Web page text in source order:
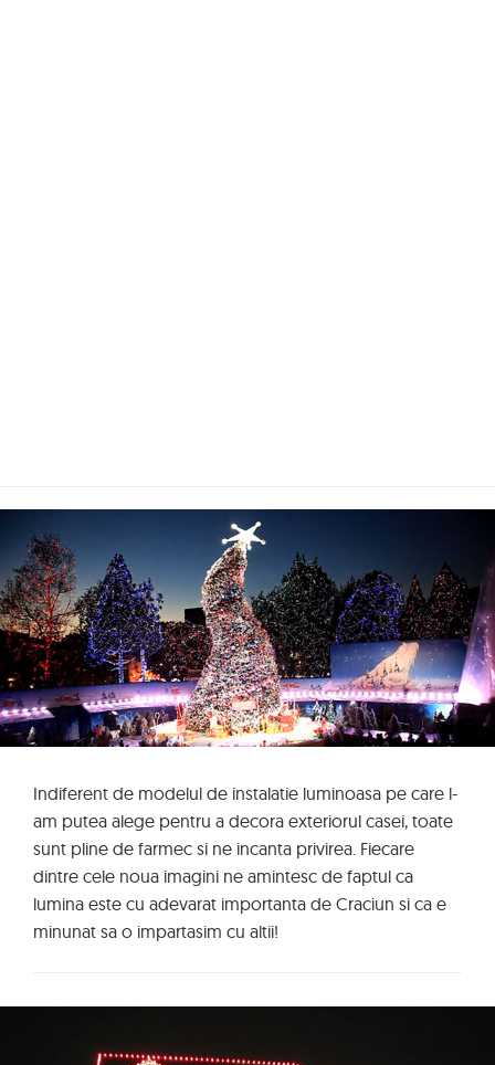
Indiferent de modelul de instalatie luminoasa pe care l-
am putea alege pentru a decora exteriorul casei, toate
sunt pline de farmec si ne incanta privirea. Fiecare
dintre cele noua imagini ne amintesc de faptul ca
lumina este cu adevarat importanta de Craciun si ca e
minunat sa o impartasim cu altii!